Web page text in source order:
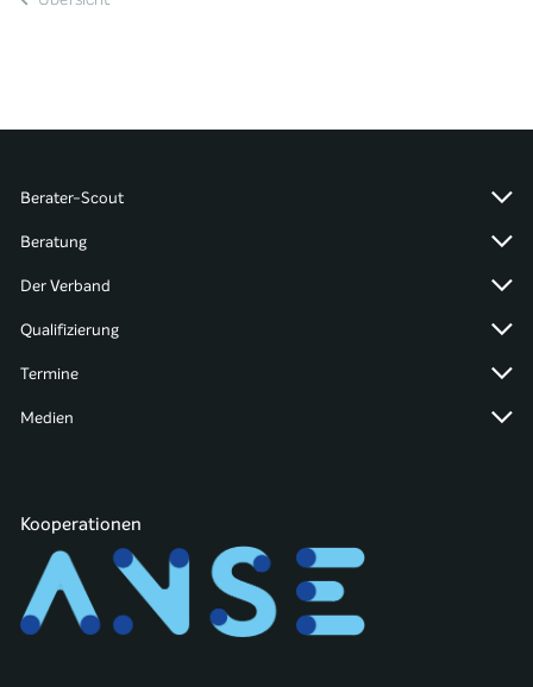
Berater-Scout
Beratung
Der Verband
Qualifizierung
Termine
Medien
Kooperationen